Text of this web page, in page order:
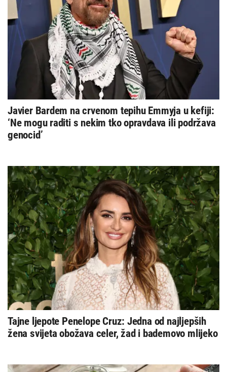
Javier Bardem na crvenom tepihu Emmyja u kefiji:
‘Ne mogu raditi s nekim tko opravdava ili podržava
genocid’
Tajne ljepote Penelope Cruz: Jedna od najljepših
žena svijeta obožava celer, žad i bademovo mlijeko